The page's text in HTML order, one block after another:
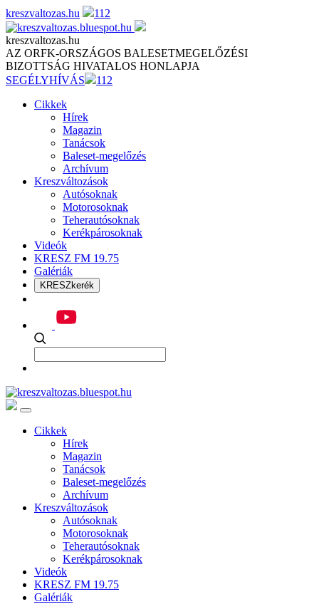
Skip
to
content
kreszvaltozas.hu 112
kreszvaltozas.hu
AZ ORFK-ORSZÁGOS BALESETMEGELŐZÉSI
BIZOTTSÁG HIVATALOS HONLAPJA
SEGÉLYHÍVÁS
112
Cikkek
Hírek
Magazin
Tanácsok
Baleset-megelőzés
Archívum
Kreszváltozások
Autósoknak
Motorosoknak
Teherautósoknak
Kerékpárosoknak
Videók
KRESZ FM 19.75
Galériák
KRESZkerék
Cikkek
Hírek
Magazin
Tanácsok
Baleset-megelőzés
Archívum
Kreszváltozások
Autósoknak
Motorosoknak
Teherautósoknak
Kerékpárosoknak
Videók
KRESZ FM 19.75
Galériák